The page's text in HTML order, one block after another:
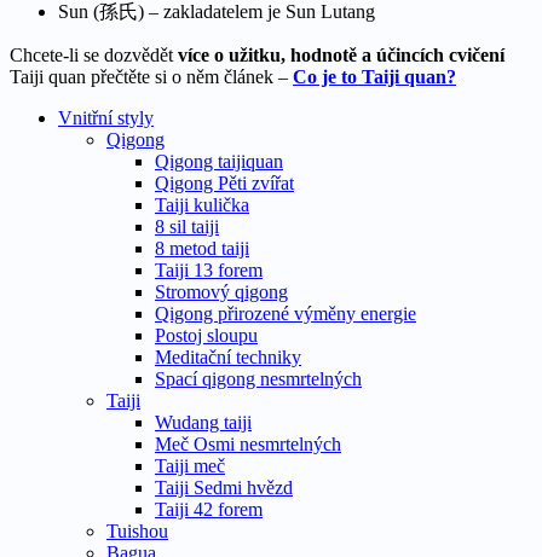
Sun (孫氏) – zakladatelem je Sun Lutang
Chcete-li se dozvědět více o užitku, hodnotě a účincích cvičení
Taiji quan přečtěte si o něm článek – Co je to Taiji quan?
Vnitřní styly
Qigong
Qigong taijiquan
Qigong Pěti zvířat
Taiji kulička
8 sil taiji
8 metod taiji
Taiji 13 forem
Stromový qigong
Qigong přirozené výměny energie
Postoj sloupu
Meditační techniky
Spací qigong nesmrtelných
Taiji
Wudang taiji
Meč Osmi nesmrtelných
Taiji meč
Taiji Sedmi hvězd
Taiji 42 forem
Tuishou
Bagua